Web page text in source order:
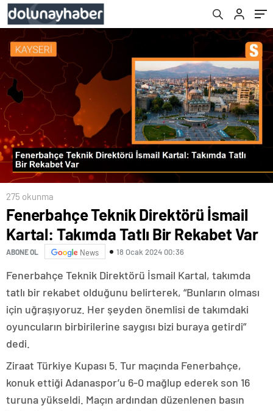
275 okunma
Fenerbahçe Teknik Direktörü İsmail
Kartal: Takımda Tatlı Bir Rekabet Var
ABONE OL News 18 Ocak 2024 00:36
Fenerbahçe Teknik Direktörü İsmail Kartal, takımda
tatlı bir rekabet olduğunu belirterek, “Bunların olması
için uğraşıyoruz. Her şeyden önemlisi de takımdaki
oyuncuların birbirilerine saygısı bizi buraya getirdi”
dedi.
Ziraat Türkiye Kupası 5. Tur maçında Fenerbahçe,
konuk ettiği Adanaspor’u 6-0 mağlup ederek son 16
turuna yükseldi. Maçın ardından düzenlenen basın